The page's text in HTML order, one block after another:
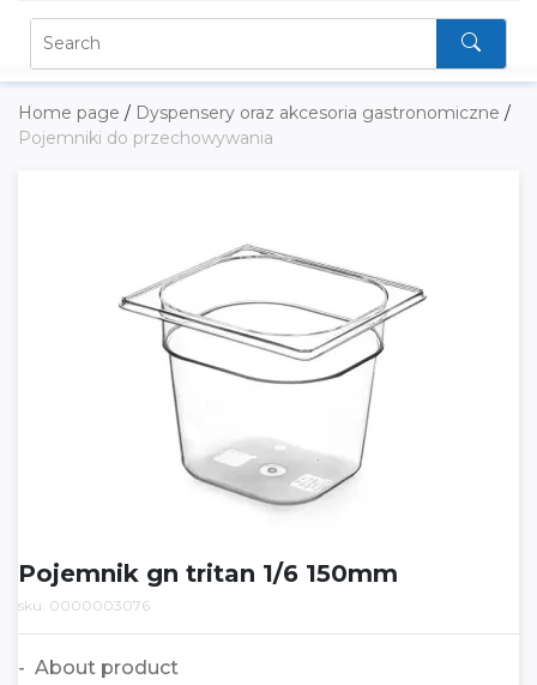
Home page / Dyspensery oraz akcesoria gastronomiczne /
Pojemniki do przechowywania
Pojemnik gn tritan 1/6 150mm
sku: 0000003076
About product